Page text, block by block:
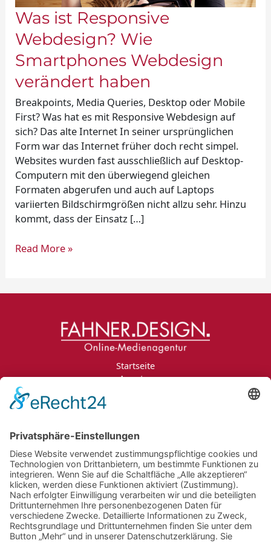
Was ist Responsive
Webdesign? Wie
Smartphones Webdesign
verändert haben
Breakpoints, Media Queries, Desktop oder Mobile
First? Was hat es mit Responsive Webdesign auf
sich? Das alte Internet In seiner ursprünglichen
Form war das Internet früher doch recht simpel.
Websites wurden fast ausschließlich auf Desktop-
Computern mit den überwiegend gleichen
Formaten abgerufen und auch auf Laptops
variierten Bildschirmgrößen nicht allzu sehr. Hinzu
kommt, dass der Einsatz […]
Read More »
Startseite
Agentur
Blog
Kontakt
Impressum
Datenschutzerklärung
Informationspflichten
Newsletter
Jobs
Bildnachweise